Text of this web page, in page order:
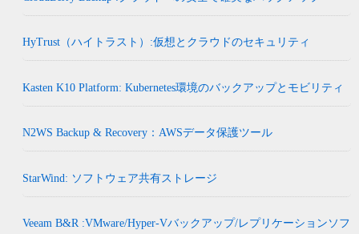
HyTrust（ハイトラスト）:仮想とクラウドのセキュリティ
Kasten K10 Platform: Kubernetes環境のバックアップとモビリティ
N2WS Backup & Recovery：AWSデータ保護ツール
StarWind: ソフトウェア共有ストレージ
Veeam B&R :VMware/Hyper-Vバックアップ/レプリケーションソフ